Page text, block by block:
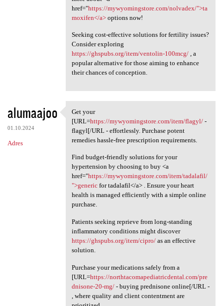
href="https://mywyomingstore.com/nolvadex/">ta
moxifen</a>options now!
Seeking cost-effective solutions for fertility issues?
Consider exploring
https://ghspubs.org/item/ventolin-100mcg/, a
popular alternative for those aiming to enhance
their chances of conception.
alumaajoo
01.10.2024
Adres
Get your [URL=https:/
Get your
[URL=https://mywyomingstore.com/item/flagyl/-
flagyl[/URL - effortlessly. Purchase potent
remedies hassle-free prescription requirements.
Find budget-friendly solutions for your
hypertension by choosing to buy <a
href="https://mywyomingstore.com/item/tadalafil/
">genericfor tadalafil</a> . Ensure your heart
health is managed efficiently with a simple online
purchase.
Patients seeking reprieve from long-standing
inflammatory conditions might discover
https://ghspubs.org/item/cipro/as an effective
solution.
Purchase your medications safely from a
[URL=https://northtacomapediatricdental.com/pre
dnisone-20-mg/- buying prednisone online[/URL -
, where quality and client contentment are